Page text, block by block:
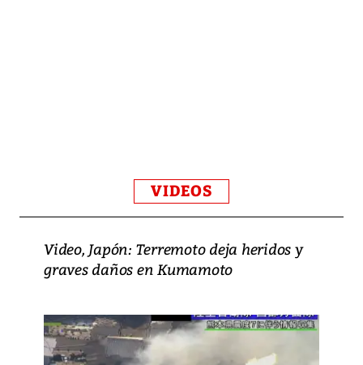
VIDEOS
Video, Japón: Terremoto deja heridos y
graves daños en Kumamoto